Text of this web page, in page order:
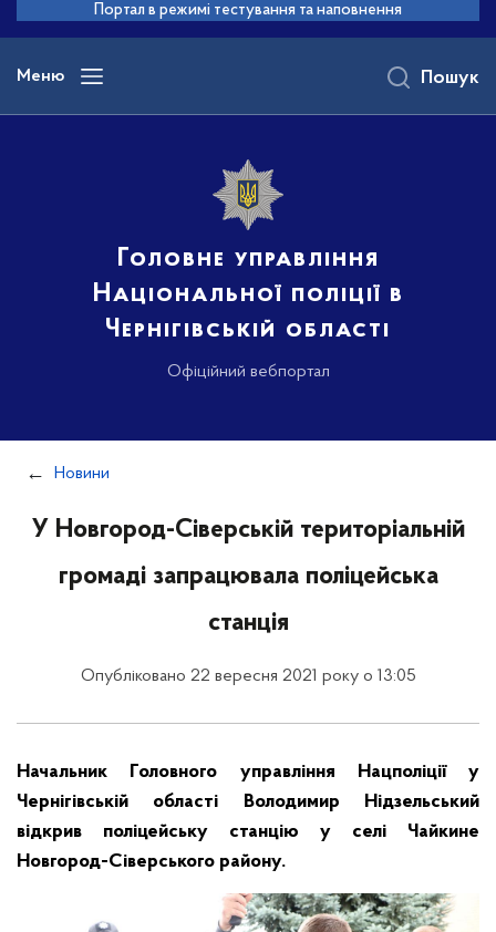
основного
вмісту
Портал в режимі тестування та наповнення
Меню
Головне управління
Національної поліції в
Чернігівській області
Офіційний вебпортал
Пошук
Новини
У Новгород-Сіверській територіальній
громаді запрацювала поліцейська
станція
Опубліковано 22 вересня 2021 року о 13:05
Начальник Головного управління Нацполіції у
Чернігівській області Володимир Нідзельський
відкрив поліцейську станцію у селі Чайкине
Новгород-Сіверського району.